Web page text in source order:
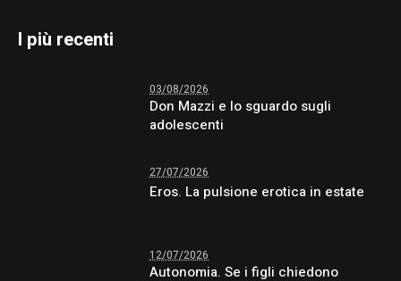
I più recenti
03/08/2026
Don Mazzi e lo sguardo sugli
adolescenti
27/07/2026
Eros. La pulsione erotica in estate
12/07/2026
Autonomia. Se i figli chiedono